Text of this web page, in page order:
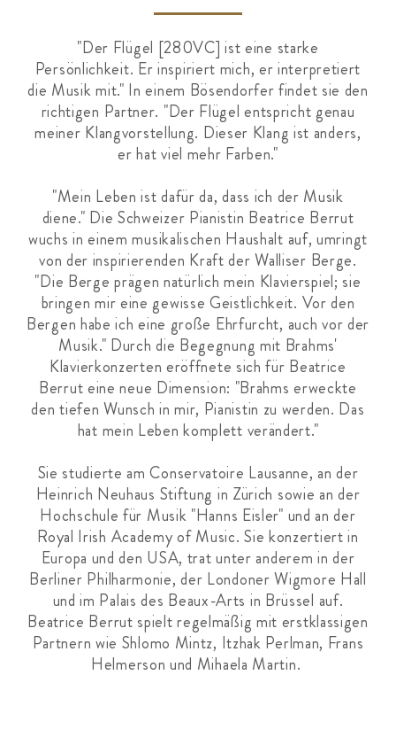
"Der Flügel [280VC] ist eine starke
Persönlichkeit. Er inspiriert mich, er interpretiert
die Musik mit." In einem Bösendorfer findet sie den
richtigen Partner. "Der Flügel entspricht genau
meiner Klangvorstellung. Dieser Klang ist anders,
er hat viel mehr Farben."
"Mein Leben ist dafür da, dass ich der Musik
diene." Die Schweizer Pianistin Beatrice Berrut
wuchs in einem musikalischen Haushalt auf, umringt
von der inspirierenden Kraft der Walliser Berge.
"Die Berge prägen natürlich mein Klavierspiel; sie
bringen mir eine gewisse Geistlichkeit. Vor den
Bergen habe ich eine große Ehrfurcht, auch vor der
Musik." Durch die Begegnung mit Brahms'
Klavierkonzerten eröffnete sich für Beatrice
Berrut eine neue Dimension: "Brahms erweckte
den tiefen Wunsch in mir, Pianistin zu werden. Das
hat mein Leben komplett verändert."
Sie studierte am Conservatoire Lausanne, an der
Heinrich Neuhaus Stiftung in Zürich sowie an der
Hochschule für Musik "Hanns Eisler" und an der
Royal Irish Academy of Music. Sie konzertiert in
Europa und den USA, trat unter anderem in der
Berliner Philharmonie, der Londoner Wigmore Hall
und im Palais des Beaux-Arts in Brüssel auf.
Beatrice Berrut spielt regelmäßig mit erstklassigen
Partnern wie Shlomo Mintz, Itzhak Perlman, Frans
Helmerson und Mihaela Martin.